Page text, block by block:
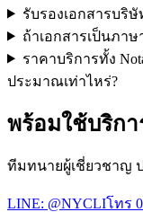
รับรองเอกสารบริษั
ถ้าเอกสารเป็นภา
ราคาบริการทั้ง
ประมาณเท่าไหร่?
พร้อมใช้บริกา
ทีมทนายผู้เชี่ยวชาญ
LINE: @NYCLIโทร